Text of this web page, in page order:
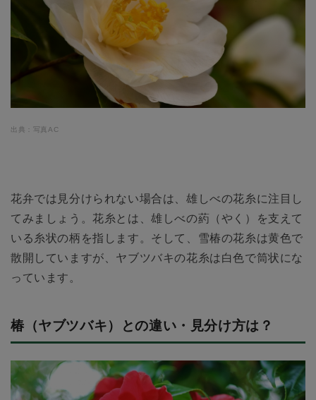
出典：写真AC
花弁では見分けられない場合は、雄しべの花糸に注目し
てみましょう。花糸とは、雄しべの葯（やく）を支えて
いる糸状の柄を指します。そして、雪椿の花糸は黄色で
散開していますが、ヤブツバキの花糸は白色で筒状にな
っています。
椿（ヤブツバキ）との違い・見分け方は？